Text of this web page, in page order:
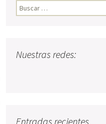
Buscar:
Nuestras redes:
Entradas recientes